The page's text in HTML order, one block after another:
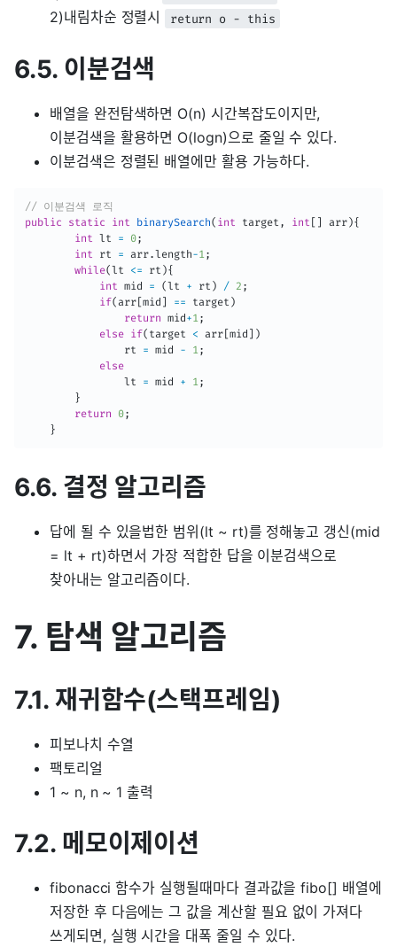
2)내림차순 정렬시 return o - this
6.5. 이분검색
배열을 완전탐색하면 O(n) 시간복잡도이지만,
이분검색을 활용하면 O(logn)으로 줄일 수 있다.
이분검색은 정렬된 배열에만 활용 가능하다.
// 이분검색 로직
public
static int binarySearch( int target , int [ ] arr){
int lt = 0;
int rt = arr.length-1 ;
while(lt <= rt ){
int mid = (lt + rt ) / 2 ;
if(arr[mid ] == target )
return mid+1 ;
else if( target < arr[mid ] )
                rt
= mid - 1 ;
else
                lt
= mid + 1 ;
}
return
0;
}
6.6. 결정 알고리즘
답에 될 수 있을법한 범위(lt ~ rt)를 정해놓고 갱신(mid
= lt + rt)하면서 가장 적합한 답을 이분검색으로
찾아내는 알고리즘이다.
7. 탐색 알고리즘
7.1. 재귀함수(스택프레임)
피보나치 수열
팩토리얼
1 ~ n, n ~ 1 출력
7.2. 메모이제이션
fibonacci 함수가 실행될때마다 결과값을 fibo[] 배열에
저장한 후 다음에는 그 값을 계산할 필요 없이 가져다
쓰게되면, 실행 시간을 대폭 줄일 수 있다.